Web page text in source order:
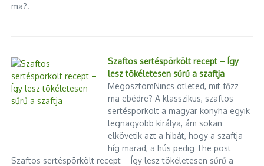
ma?.
Szaftos sertéspörkölt recept – Így
lesz tökéletesen sűrű a szaftja
MegosztomNincs ötleted, mit főzz
ma ebédre? A klasszikus, szaftos
sertéspörkölt a magyar konyha egyik
legnagyobb királya, ám sokan
elkövetik azt a hibát, hogy a szaftja
híg marad, a hús pedig The post
Szaftos sertéspörkölt recept – Így lesz tökéletesen sűrű a